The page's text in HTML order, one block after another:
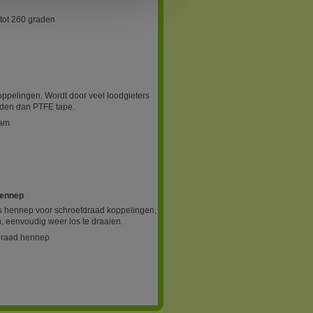
260 graden
Wordt door veel loodgieters
dan PTFE tape.
hennep voor schroefdraad koppelingen,
eenvoudig weer los te draaien.
hennep